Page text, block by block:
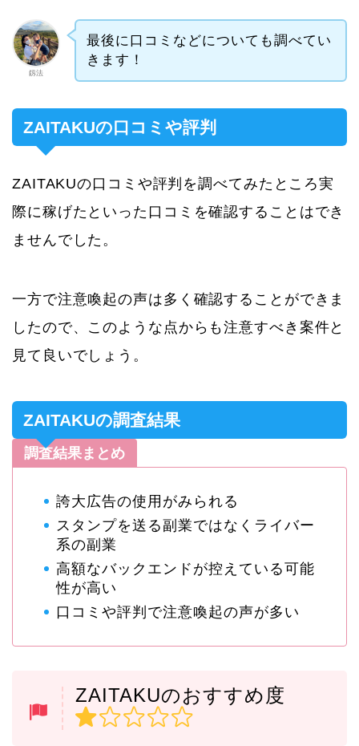
釼法
最後に口コミなどについても調べてい
きます！
ZAITAKUの口コミや評判
ZAITAKUの口コミや評判を調べてみたところ実
際に稼げたといった口コミを確認することはでき
ませんでした。
一方で注意喚起の声は多く確認することができま
したので、このような点からも注意すべき案件と
見て良いでしょう。
ZAITAKUの調査結果
調査結果まとめ
誇大広告の使用がみられる
スタンプを送る副業ではなくライバー
系の副業
高額なバックエンドが控えている可能
性が高い
口コミや評判で注意喚起の声が多い
ZAITAKUのおすすめ度